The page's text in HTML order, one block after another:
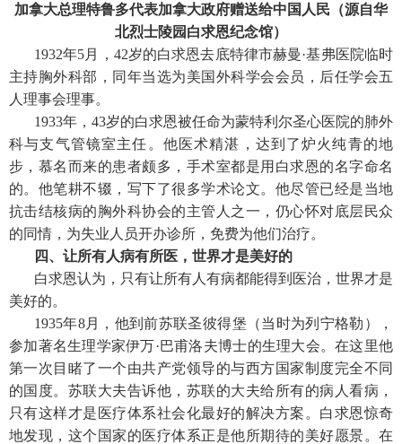
加拿大总理特鲁多代表加拿大政府赠送给中国人民（源自华
北烈士陵园白求恩纪念馆）
1932年5月，42岁的白求恩去底特律市赫曼·基弗医院临时
主持胸外科部，同年当选为美国外科学会会员，后任学会五
人理事会理事。
1933年，43岁的白求恩被任命为蒙特利尔圣心医院的肺外
科与支气管镜室主任。他医术精湛，达到了炉火纯青的地
步，慕名而来的患者颇多，手术室都是用白求恩的名字命名
的。他笔耕不辍，写下了很多学术论文。他尽管已经是当地
抗击结核病的胸外科协会的主管人之一，仍心怀对底层民众
的同情，为失业人员开办诊所，免费为他们治疗。
四、让所有人病有所医，世界才是美好的
白求恩认为，只有让所有人有病都能得到医治，世界才是
美好的。
1935年8月，他到前苏联圣彼得堡（当时为列宁格勒），
参加著名生理学家伊万·巴甫洛夫博士的生理大会。在这里他
第一次目睹了一个由共产党领导的与西方国家制度完全不同
的国度。苏联大夫告诉他，苏联的大夫给所有的病人看病，
只有这样才是医疗体系社会化最好的解决方案。白求恩惊奇
地发现，这个国家的医疗体系正是他所期待的美好愿景。在